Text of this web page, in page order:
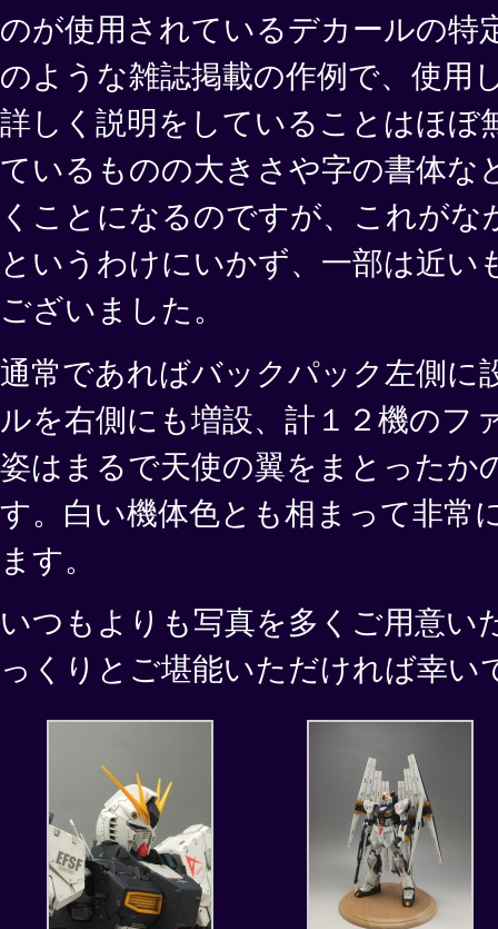
のが使用されているデカールの特
のような雑誌掲載の作例で、使用
詳しく説明をしていることはほぼ
ているものの大きさや字の書体な
くことになるのですが、これがな
というわけにいかず、一部は近い
ございました。
通常であればバックパック左側に
ルを右側にも増設、計１２機のフ
姿はまるで天使の翼をまとったか
す。白い機体色とも相まって非常
ます。
いつもよりも写真を多くご用意い
っくりとご堪能いただければ幸い